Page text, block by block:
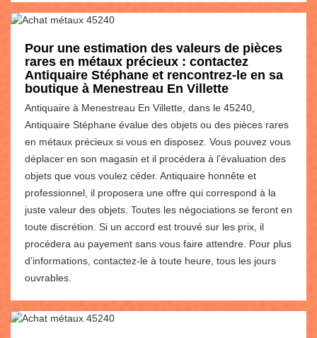
Pour une estimation des valeurs de pièces
rares en métaux précieux : contactez
Antiquaire Stéphane et rencontrez-le en sa
boutique à Menestreau En Villette
Antiquaire à Menestreau En Villette, dans le 45240,
Antiquaire Stéphane évalue des objets ou des pièces rares
en métaux précieux si vous en disposez. Vous pouvez vous
déplacer en son magasin et il procédera à l’évaluation des
objets que vous voulez céder. Antiquaire honnête et
professionnel, il proposera une offre qui correspond à la
juste valeur des objets. Toutes les négociations se feront en
toute discrétion. Si un accord est trouvé sur les prix, il
procédera au payement sans vous faire attendre. Pour plus
d’informations, contactez-le à toute heure, tous les jours
ouvrables.